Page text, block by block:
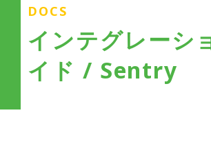
DOCS
インテグレーシ
イド / Sentry